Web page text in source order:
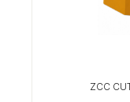
ZCC